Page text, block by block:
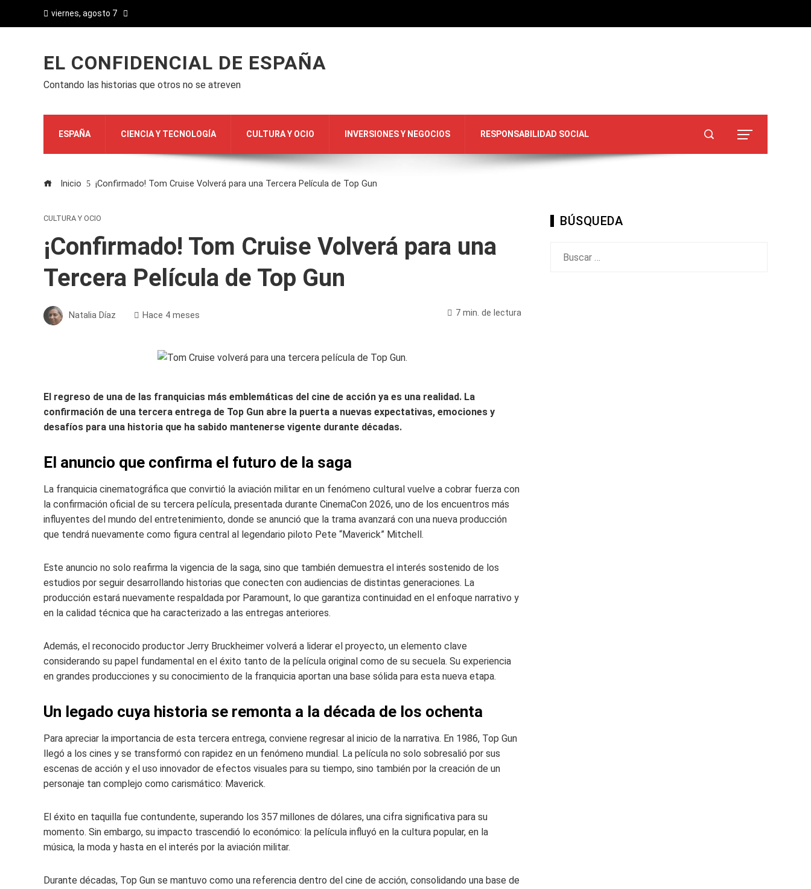
viernes, agosto 7
EL CONFIDENCIAL DE ESPAÑA
Contando las historias que otros no se atreven
ESPAÑA CIENCIA Y TECNOLOGÍA CULTURA Y OCIO INVERSIONES Y NEGOCIOS RESPONSABILIDAD SOCIAL
Inicio ¡Confirmado! Tom Cruise Volverá para una Tercera Película de Top Gun
CULTURA Y OCIO
¡Confirmado! Tom Cruise Volverá para una
Tercera Película de Top Gun
Natalia Díaz Hace 4 meses 7 min. de lectura
El regreso de una de las franquicias más emblemáticas del cine de acción ya es una realidad. La
confirmación de una tercera entrega de Top Gun abre la puerta a nuevas expectativas, emociones y
desafíos para una historia que ha sabido mantenerse vigente durante décadas.
El anuncio que confirma el futuro de la saga
La franquicia cinematográfica que convirtió la aviación militar en un fenómeno cultural vuelve a cobrar fuerza con
la confirmación oficial de su tercera película, presentada durante CinemaCon 2026, uno de los encuentros más
influyentes del mundo del entretenimiento, donde se anunció que la trama avanzará con una nueva producción
que tendrá nuevamente como figura central al legendario piloto Pete “Maverick” Mitchell.
Este anuncio no solo reafirma la vigencia de la saga, sino que también demuestra el interés sostenido de los
estudios por seguir desarrollando historias que conecten con audiencias de distintas generaciones. La
producción estará nuevamente respaldada por Paramount, lo que garantiza continuidad en el enfoque narrativo y
en la calidad técnica que ha caracterizado a las entregas anteriores.
Además, el reconocido productor Jerry Bruckheimer volverá a liderar el proyecto, un elemento clave
considerando su papel fundamental en el éxito tanto de la película original como de su secuela. Su experiencia
en grandes producciones y su conocimiento de la franquicia aportan una base sólida para esta nueva etapa.
Un legado cuya historia se remonta a la década de los ochenta
Para apreciar la importancia de esta tercera entrega, conviene regresar al inicio de la narrativa. En 1986, Top Gun
llegó a los cines y se transformó con rapidez en un fenómeno mundial. La película no solo sobresalió por sus
escenas de acción y el uso innovador de efectos visuales para su tiempo, sino también por la creación de un
personaje tan complejo como carismático: Maverick.
El éxito en taquilla fue contundente, superando los 357 millones de dólares, una cifra significativa para su
momento. Sin embargo, su impacto trascendió lo económico: la película influyó en la cultura popular, en la
música, la moda y hasta en el interés por la aviación militar.
Durante décadas, Top Gun se mantuvo como una referencia dentro del cine de acción, consolidando una base de
BÚSQUEDA